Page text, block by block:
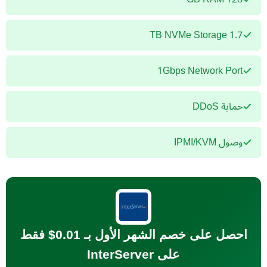
1.7 TB NVMe Storage
1Gbps Network Port
حماية DDoS
وصول IPMI/KVM
احصل على خصم الشهر الأول بـ 0.01$ فقط
على InterServer